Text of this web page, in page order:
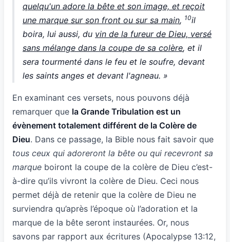
quelqu'un adore la bête et son image, et reçoit
une marque sur son front ou sur sa main, 10il
boira, lui aussi, du vin de la fureur de Dieu, versé
sans mélange dans la coupe de sa colère, et il
sera tourmenté dans le feu et le soufre, devant
les saints anges et devant l'agneau. »
En examinant ces versets, nous pouvons déjà
remarquer que la Grande Tribulation est un
évènement totalement différent de la Colère de
Dieu. Dans ce passage, la Bible nous fait savoir que
tous ceux qui adoreront la bête ou qui recevront sa
marque boiront la coupe de la colère de Dieu c’est-
à-dire qu’ils vivront la colère de Dieu. Ceci nous
permet déjà de retenir que la colère de Dieu ne
surviendra qu’après l’époque où l’adoration et la
marque de la bête seront instaurées. Or, nous
savons par rapport aux écritures (Apocalypse 13:12,